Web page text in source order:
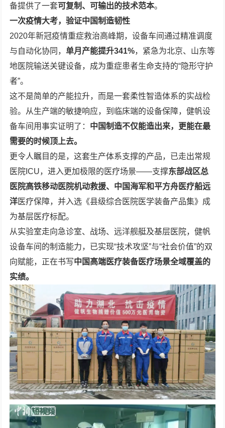
备提供了一套可复制、可输出的技术范本。
一次疫情大考，验证中国制造韧性
2020年新冠疫情重症救治高峰期，设备车间通过精准调度
与自动化协同，单月产能提升341%，紧急为北京、山东等
地医院输送关键设备，成为重症患者生命支持的“隐形守护
者”。
这不是简单的产能拉升，而是一套柔性智造体系的实战检
验。从生产端的敏捷响应，到临床端的设备保障，健帆设
备车间用事实证明了： 中国制造不仅能造出来，更能在最
需要的时候顶上去。
更令人瞩目的是，这套生产体系支撑的产品，已走出常规
医院ICU，进入更加极限的医疗场景——支撑东部战区总
医院高铁移动医院机动救援、 中国海军和平方舟医疗船远
洋医疗保障，并入选《县级综合医院医学装备产品集》成
为基层医疗标配。
从实验室走向急诊室、战场、远洋舰艇及基层医院，健帆
设备车间的制造能力，已实现“技术攻坚”与“社会价值”的双
向赋能，正在书写中国高端医疗装备医疗场景全域覆盖的
实绩。